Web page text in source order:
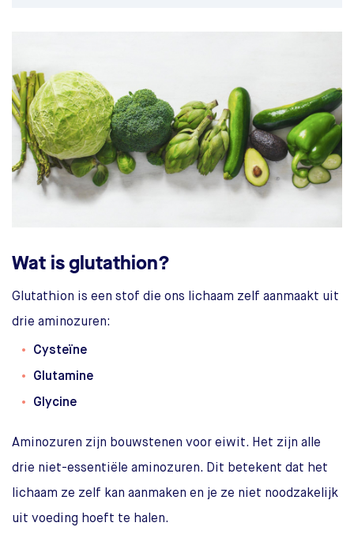
Wat is glutathion?
Glutathion is een stof die ons lichaam zelf aanmaakt uit
drie aminozuren:
Cysteïne
Glutamine
Glycine
Aminozuren zijn bouwstenen voor eiwit. Het zijn alle
drie niet-essentiële aminozuren. Dit betekent dat het
lichaam ze zelf kan aanmaken en je ze niet noodzakelijk
uit voeding hoeft te halen.